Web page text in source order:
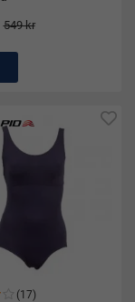
549 kr
(17)